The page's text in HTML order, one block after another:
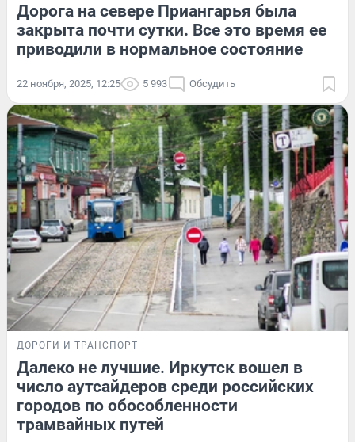
Дорога на севере Приангарья была
закрыта почти сутки. Все это время ее
приводили в нормальное состояние
22 ноября, 2025, 12:25 5 993 Обсудить
ДОРОГИ И ТРАНСПОРТ
Далеко не лучшие. Иркутск вошел в
число аутсайдеров среди российских
городов по обособленности
трамвайных путей